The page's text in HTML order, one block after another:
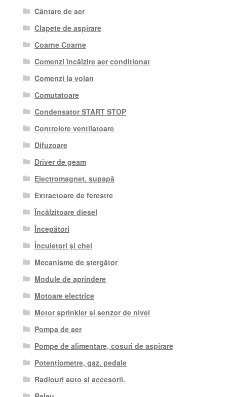
Cântare de aer
Clapete de aspirare
Coarne Coarne
Comenzi încălzire aer condiționat
Comenzi la volan
Comutatoare
Condensator START STOP
Controlere ventilatoare
Difuzoare
Driver de geam
Electromagnet. supapă
Extractoare de ferestre
Încălzitoare diesel
Începători
Încuietori și chei
Mecanisme de ștergător
Module de aprindere
Motoare electrice
Motor sprinkler si senzor de nivel
Pompa de aer
Pompe de alimentare, cosuri de aspirare
Potențiometre, gaz. pedale
Radiouri auto si accesorii.